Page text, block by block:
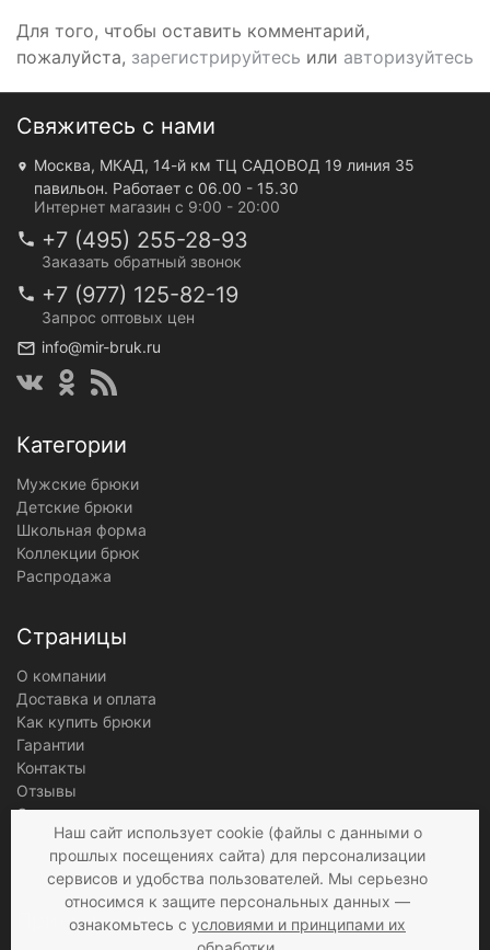
Для того, чтобы оставить комментарий,
пожалуйста, зарегистрируйтесь или авторизуйтесь
Свяжитесь с нами
Москва, МКАД, 14-й км ТЦ САДОВОД 19 линия 35
павильон. Работает с 06.00 - 15.30
Интернет магазин с 9:00 - 20:00
+7 (495) 255-28-93
Заказать обратный звонок
+7 (977) 125-82-19
Запрос оптовых цен
info@mir-bruk.ru
Категории
Мужские брюки
Детские брюки
Школьная форма
Коллекции брюк
Распродажа
Страницы
О компании
Доставка и оплата
Как купить брюки
Гарантии
Контакты
Отзывы
Оптовым клиентам
Публичная оферта
Конфиденциальность информации
Приложения
Наш сайт использует cookie (файлы с данными о
прошлых посещениях сайта) для персонализации
сервисов и удобства пользователей. Мы серьезно
относимся к защите персональных данных —
ознакомьтесь с условиями и принципами их